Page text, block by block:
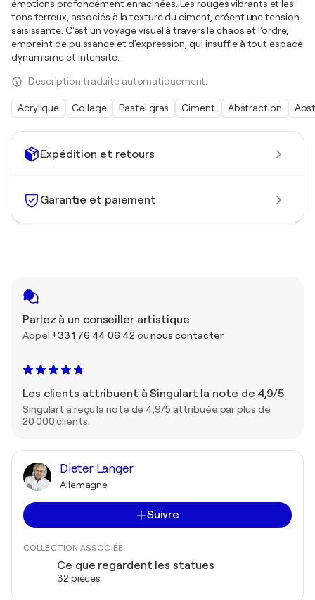
Expédition et retours
Garantie et paiement
Parlez à un conseiller artistique
Appel +33 1 76 44 06 42 ounous contacter
Les clients attribuent à Singulart la note de 4,9/5
Singulart a reçu la note de 4,9/5 attribuée par plus de
20 000 clients.
Dieter Langer
Allemagne
Suivre
COLLECTION ASSOCIÉE
Ce que regardent les statues
32 pièces
émotions profondément enracinées. Les rouges vibrants et les
tons terreux, associés à la texture du ciment, créent une tension
saisissante. C'est un voyage visuel à travers le chaos et l'ordre,
empreint de puissance et d'expression, qui insuffle à tout espace
dynamisme et intensité.
Description traduite automatiquement.
Acrylique Collage Pastel gras Ciment Abstraction